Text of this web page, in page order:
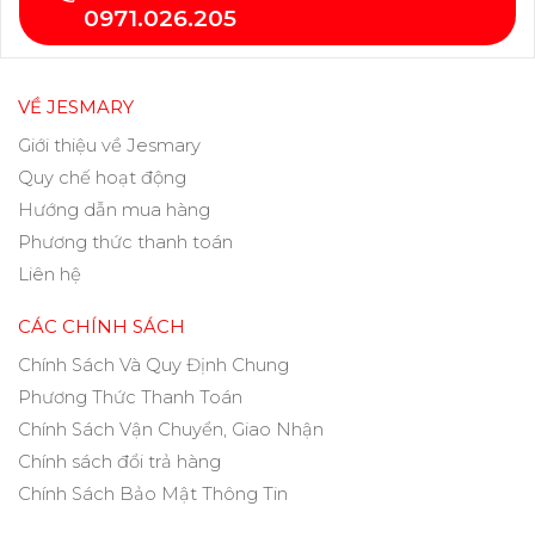
0971.026.205
VỀ JESMARY
Giới thiệu về Jesmary
Quy chế hoạt động
Hướng dẫn mua hàng
Phương thức thanh toán
Liên hệ
CÁC CHÍNH SÁCH
Chính Sách Và Quy Định Chung
Phương Thức Thanh Toán
Chính Sách Vận Chuyển, Giao Nhận
Chính sách đổi trả hàng
Chính Sách Bảo Mật Thông Tin